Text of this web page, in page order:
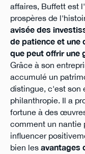
affaires, Buffett est
prospères de
avisée des
de patience et une
que peut offrir une
Grâce à son
accumulé un
distingue, c'est son
philanthropie. Il a
fortune à des
comment un nantie
influencer
bien les avantages